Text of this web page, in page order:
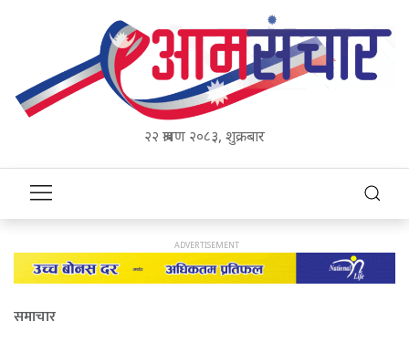
२२ श्रावण २०८३, शुक्रबार
समाचार